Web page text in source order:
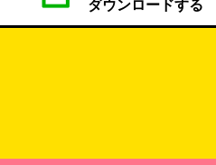
ダウンロードする